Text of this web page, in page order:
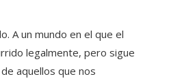
A un mundo en el que el
legalmente, pero sigue
aquellos que nos